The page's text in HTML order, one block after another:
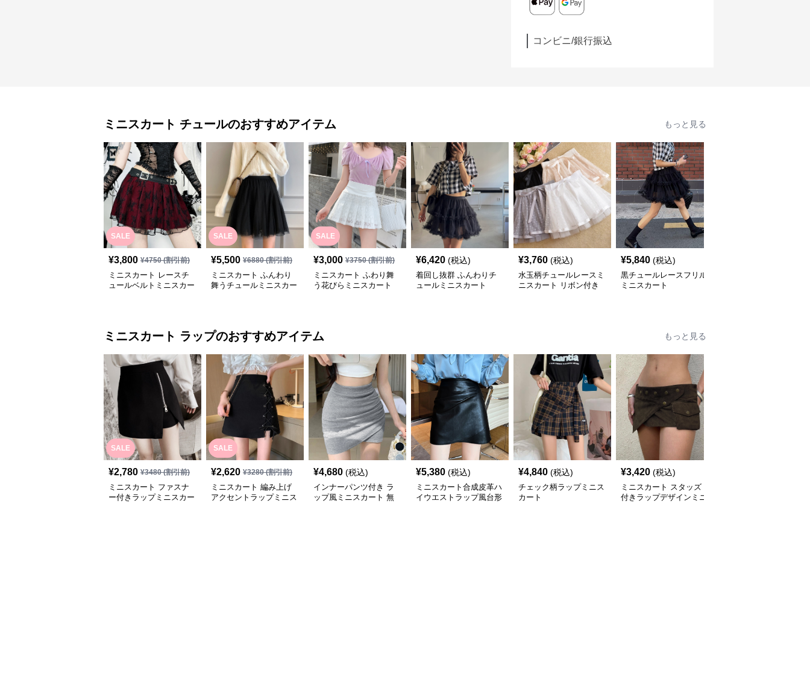
コンビニ/銀行振込
ミニスカート チュールのおすすめアイテム もっと見る
SALE
¥3,800 ¥4750(割引前)
ミニスカート レースチ
ュールベルトミニスカー
SALE
¥5,500 ¥6880(割引前)
ミニスカート ふんわり
舞うチュールミニスカー
SALE
¥3,000 ¥3750(割引前)
ミニスカート ふわり舞
う花びらミニスカート
¥6,420 (税込)
着回し抜群 ふんわりチ
ュールミニスカート
¥3,760 (税込)
水玉柄チュールレースミ
ニスカート リボン付き
¥5,840 (税込)
黒チュールレースフリル
ミニスカート
ミニスカート ラップのおすすめアイテム もっと見る
SALE
¥2,780 ¥3480(割引前)
ミニスカート ファスナ
ー付きラップミニスカー
SALE
¥2,620 ¥3280(割引前)
ミニスカート 編み上げ
アクセントラップミニス
¥4,680 (税込)
インナーパンツ付き ラ
ップ風ミニスカート 無
¥5,380 (税込)
ミニスカート合成皮革ハ
イウエストラップ風台形
¥4,840 (税込)
チェック柄ラップミニス
カート
¥3,420 (税込)
ミニスカート スタッズ
付きラップデザインミニ